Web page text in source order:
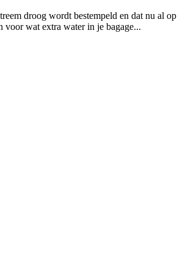
droog wordt bestempeld en dat nu al
voor wat extra water in je bagage...